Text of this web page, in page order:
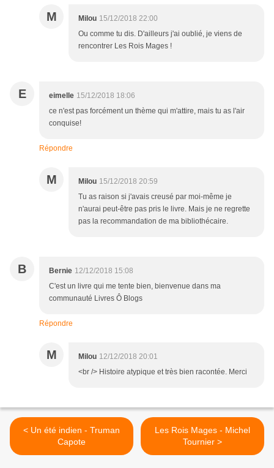
M Milou 15/12/2018 22:00
Ou comme tu dis. D'ailleurs j'ai oublié, je viens de
rencontrer Les Rois Mages !
E eimelle 15/12/2018 18:06
ce n'est pas forcément un thème qui m'attire, mais tu as l'air
conquise!
Répondre
M Milou 15/12/2018 20:59
Tu as raison si j'avais creusé par moi-même je
n'aurai peut-être pas pris le livre. Mais je ne regrette
pas la recommandation de ma bibliothécaire.
B Bernie 12/12/2018 15:08
C'est un livre qui me tente bien, bienvenue dans ma
communauté Livres Ô Blogs
Répondre
M Milou 12/12/2018 20:01
<br /> Histoire atypique et très bien racontée. Merci
< Un été indien - Truman
Capote
Les Rois Mages - Michel
Tournier >